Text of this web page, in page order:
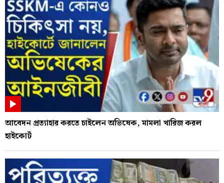
আবেদন প্রত্যাহার করতে চাইলেন অভিষেক, মামলা খারিজ করল
হাইকোর্ট